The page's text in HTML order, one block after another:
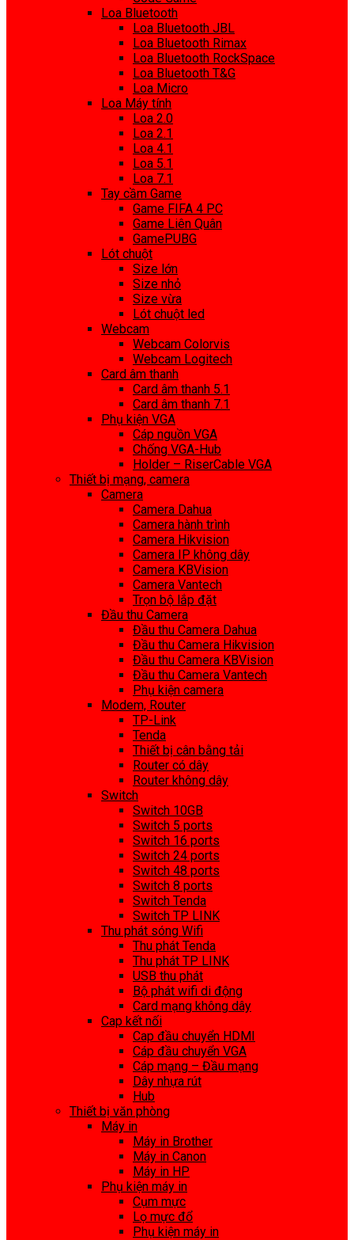
Loa Bluetooth
Loa Bluetooth JBL
Loa Bluetooth Rimax
Loa Bluetooth RockSpace
Loa Bluetooth T&G
Loa Micro
Loa Máy tính
Loa 2.0
Loa 2.1
Loa 4.1
Loa 5.1
Loa 7.1
Tay cầm Game
Game FIFA 4 PC
Game Liên Quân
GamePUBG
Lót chuột
Size lớn
Size nhỏ
Size vừa
Lót chuột led
Webcam
Webcam Colorvis
Webcam Logitech
Card âm thanh
Card âm thanh 5.1
Card âm thanh 7.1
Phụ kiện VGA
Cáp nguồn VGA
Chống VGA-Hub
Holder – RiserCable VGA
Thiết bị mạng, camera
Camera
Camera Dahua
Camera hành trình
Camera Hikvision
Camera IP không dây
Camera KBVision
Camera Vantech
Trọn bộ lắp đặt
Đầu thu Camera
Đầu thu Camera Dahua
Đầu thu Camera Hikvision
Đầu thu Camera KBVision
Đầu thu Camera Vantech
Phụ kiện camera
Modem, Router
TP-Link
Tenda
Thiết bị cân bằng tải
Router có dây
Router không dây
Switch
Switch 10GB
Switch 5 ports
Switch 16 ports
Switch 24 ports
Switch 48 ports
Switch 8 ports
Switch Tenda
Switch TP LINK
Thu phát sóng Wifi
Thu phát Tenda
Thu phát TP LINK
USB thu phát
Bộ phát wifi di động
Card mạng không dây
Cap kết nối
Cap đầu chuyển HDMI
Cáp đầu chuyển VGA
Cáp mạng – Đầu mạng
Dây nhựa rút
Hub
Thiết bị văn phòng
Máy in
Máy in Brother
Máy in Canon
Máy in HP
Phụ kiện máy in
Cụm mực
Lọ mực đổ
Phụ kiện máy in